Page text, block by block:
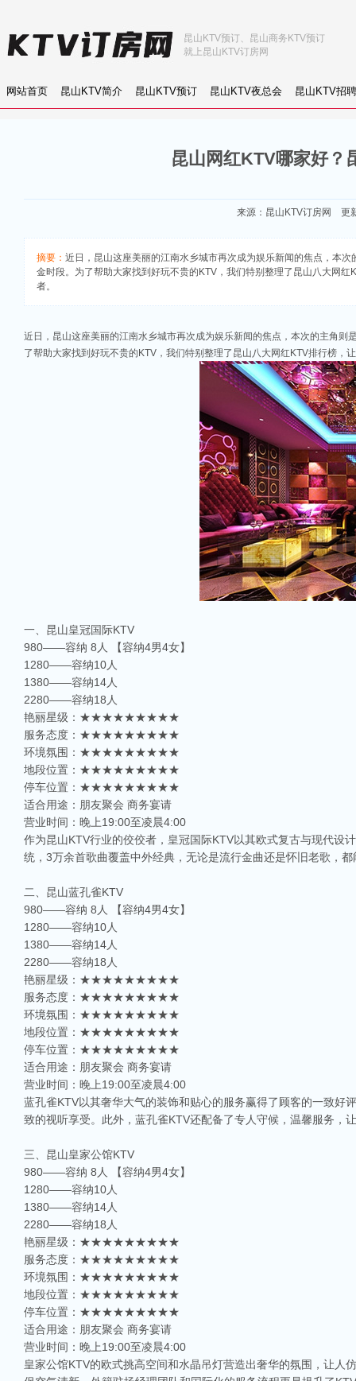
网站首页 昆山KTV简介 昆山KTV预订 昆山KTV夜总会 昆山KTV招聘
昆山KTV预订、昆山商务KTV预订
就上昆山KTV订房网
昆山网红KTV哪家好？
来源： 昆山KTV订房网 更
摘要： 近日，昆山这座美丽的江南水乡城市再次成为娱乐新闻的焦点，本
金时段。为了帮助大家找到好玩不贵的KTV，我们特别整理了昆山八大网
者。
近日，昆山这座美丽的江南水乡城市再次成为娱乐新闻的焦点，本次的主角
了帮助大家找到好玩不贵的KTV，我们特别整理了昆山八大网红KTV排行榜，
一、昆山皇冠国际KTV
980——容纳 8人 【容纳4男4女】
1280——容纳10人
1380——容纳14人
2280——容纳18人
艳丽星级：★★★★★★★★★
服务态度：★★★★★★★★★
环境氛围：★★★★★★★★★
地段位置：★★★★★★★★★
停车位置：★★★★★★★★★
适合用途：朋友聚会 商务宴请
营业时间：晚上19:00至凌晨4:00
作为昆山KTV行业的佼佼者，皇冠国际KTV以其欧式复古与现代设
统，3万余首歌曲覆盖中外经典，无论是流行金曲还是怀旧老歌，
二、昆山蓝孔雀KTV
980——容纳 8人 【容纳4男4女】
1280——容纳10人
1380——容纳14人
2280——容纳18人
艳丽星级：★★★★★★★★★
服务态度：★★★★★★★★★
环境氛围：★★★★★★★★★
地段位置：★★★★★★★★★
停车位置：★★★★★★★★★
适合用途：朋友聚会 商务宴请
营业时间：晚上19:00至凌晨4:00
蓝孔雀KTV以其奢华大气的装饰和贴心的服务赢得了顾客的一致好
致的视听享受。此外，蓝孔雀KTV还配备了专人守候，温馨服务，
三、昆山皇家公馆KTV
980——容纳 8人 【容纳4男4女】
1280——容纳10人
1380——容纳14人
2280——容纳18人
艳丽星级：★★★★★★★★★
服务态度：★★★★★★★★★
环境氛围：★★★★★★★★★
地段位置：★★★★★★★★★
停车位置：★★★★★★★★★
适合用途：朋友聚会 商务宴请
营业时间：晚上19:00至凌晨4:00
皇家公馆KTV的欧式挑高空间和水晶吊灯营造出奢华的氛围，让